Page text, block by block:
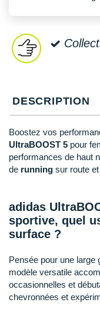
DESCRIPTION
Boostez vos
UltraBOOST 5 pour
performances de haut
de running sur route
adidas
sportive, quel
surface ?
Pensée pour une
modèle versatile
occasionnelles et
chevronnées et
NNormal
On-Running
OVERSTIMS
Patagonia
Polar
Raidlight
Reebok